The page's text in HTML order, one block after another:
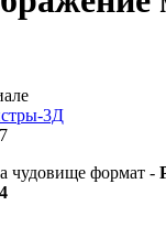
3Д
формат -